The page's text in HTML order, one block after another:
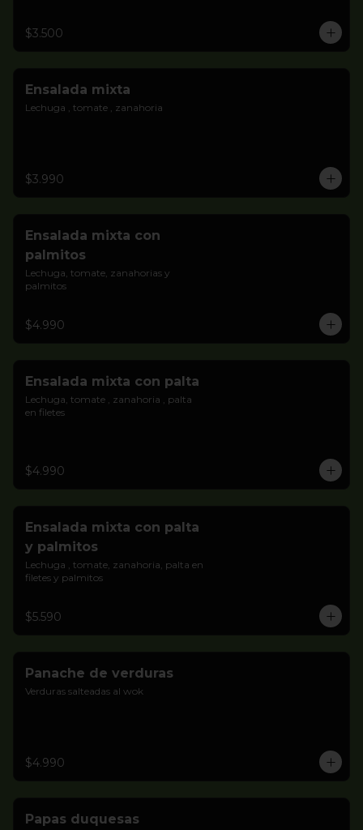
$3.500
Ensalada mixta
Lechuga , tomate , zanahoria
$3.990
Ensalada mixta con
palmitos
Lechuga, tomate, zanahorias y
palmitos
$4.990
Ensalada mixta con palta
Lechuga, tomate , zanahoria , palta
en filetes
$4.990
Ensalada mixta con palta
y palmitos
Lechuga , tomate, zanahoria, palta en
filetes y palmitos
$5.590
Panache de verduras
Verduras salteadas al wok
$4.990
Papas duquesas